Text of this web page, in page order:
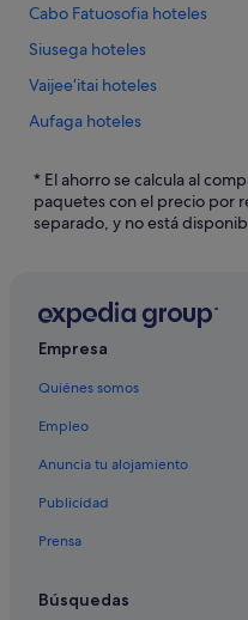
Cabo Fatuosofia hoteles
Siusega hoteles
Vaijee‘itai hoteles
Aufaga hoteles
Faleolo hoteles
Leauva'a hoteles
Maninoa hoteles
Distrito de Tuamasaga hoteles
Gagaifoolevao hoteles
* El ahorro se calcula al
paquetes con el precio por
separado, y no está
Empresa
Quiénes somos
Empleo
Anuncia tu alojamiento
Publicidad
Prensa
Búsquedas